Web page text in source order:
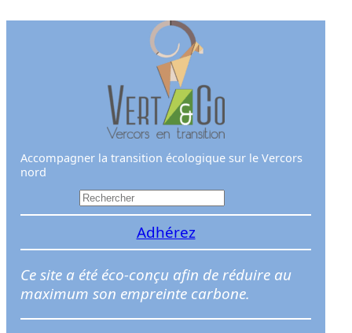
Accompagner la transition écologique sur le Vercors
nord
e
h
e
r
Adhérez
Ce site a été éco-conçu afin de réduire au
maximum son empreinte carbone.